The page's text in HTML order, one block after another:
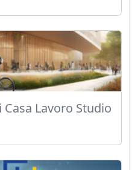
Lavoro Studio